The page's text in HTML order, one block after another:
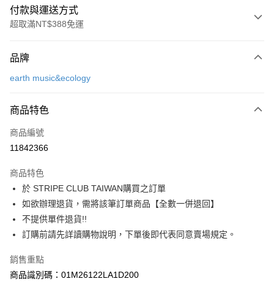
付款與運送方式
超取滿NT$388免運
信用卡一次付款
3 期 0 利率 每期
合作金庫商業銀行
上海商業儲蓄銀行
臺灣中小企業銀行
匯豐（台灣）商業銀行
華泰商業銀行
聯邦商業銀行
遠東國際商業銀行
元大商業銀行
玉山商業銀行
星展（台灣）商業銀行
台灣樂天信用卡公司
超商取貨付款
LINE Pay
Apple Pay
街口支付
悠遊付
大哥付你分期
相關說明
品牌
earth music&ecology
商品特色
商品編號
11842366
商品特色
於 STRIPE CLUB TAIWAN購買之訂單
如欲辦理退貨，需將該筆訂單商品【全數一併退回】
不提供單件退貨!!
訂購前請先詳讀購物說明，下單後即代表同意賣場規定。
銷售重點
商品識別碼：01M26122LA1D200